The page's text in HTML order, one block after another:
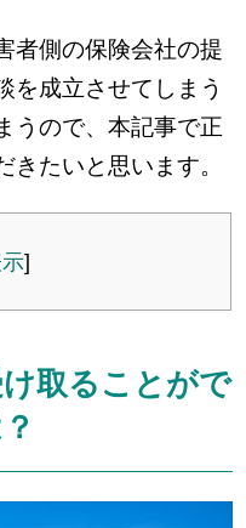
者側の保険会社の提
を成立させてしまう
うので、本記事で正
きたいと思います。
]
取ることがで